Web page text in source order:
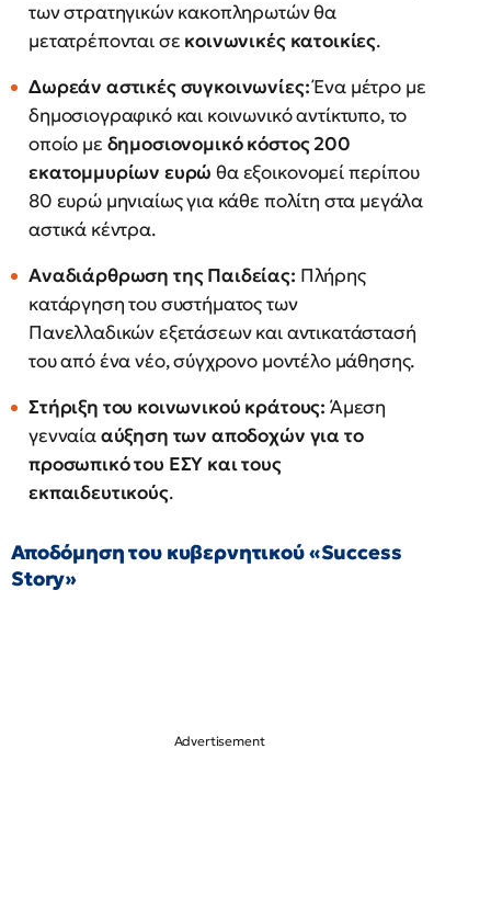
των στρατηγικών κακοπληρωτών θα
μετατρέπονται σε κοινωνικές κατοικίες.
Δωρεάν αστικές συγκοινωνίες:Ένα μέτρο με
δημοσιογραφικό και κοινωνικό αντίκτυπο, το
οποίο με δημοσιονομικό κόστος 200
εκατομμυρίων ευρώ θα εξοικονομεί περίπου
80 ευρώ μηνιαίως για κάθε πολίτη στα μεγάλα
αστικά κέντρα.
Αναδιάρθρωση της Παιδείας: Πλήρης
κατάργηση του συστήματος των
Πανελλαδικών εξετάσεων και αντικατάστασή
του από ένα νέο, σύγχρονο μοντέλο μάθησης.
Στήριξη του κοινωνικού κράτους: Άμεση
γενναίααύξηση των αποδοχών για το
προσωπικό του ΕΣΥ και τους
εκπαιδευτικούς.
Αποδόμηση του κυβερνητικού «Success
Story»